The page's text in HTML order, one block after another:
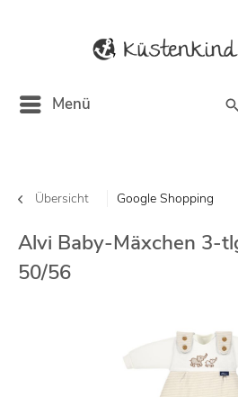
Menü
Übersicht Google Shopping
Alvi Baby-Mäxchen 3-
50/56